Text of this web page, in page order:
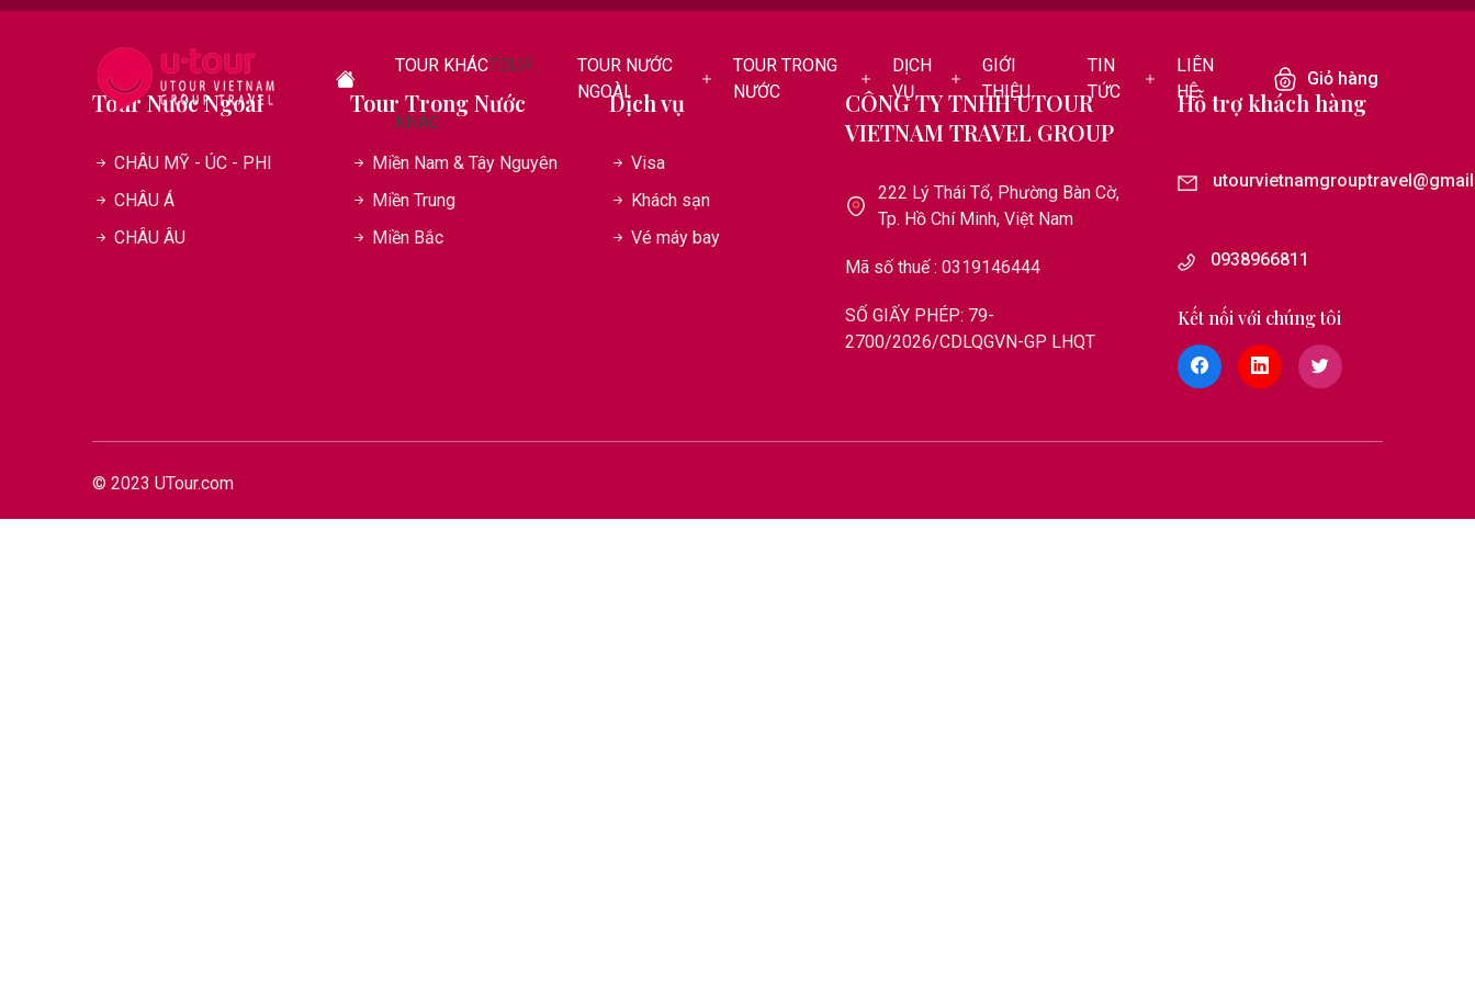
TOUR KHÁCTOUR
KHÁC
TOUR NƯỚC
NGOÀI
TOUR TRONG
NƯỚC
DỊCH
VỤ
GIỚI
THIỆU
TIN
TỨC
LIÊN
HỆ
Giỏ hàng
Tour Nước Ngoài
CHÂU MỸ - ÚC - PHI
CHÂU Á
CHÂU ÂU
Tour Trong Nước
Miền Nam & Tây Nguyên
Miền Trung
Miền Bắc
Dịch vụ
Visa
Khách sạn
Vé máy bay
CÔNG TY TNHH UTOUR
VIETNAM TRAVEL GROUP
222 Lý Thái Tổ, Phường Bàn Cờ,
Tp. Hồ Chí Minh, Việt Nam
Mã số thuế : 0319146444
SỐ GIẤY PHÉP: 79-
2700/2026/CDLQGVN-GP LHQT
Hỗ trợ khách hàng
0938966811
Kết nối với chúng tôi
© 2023 UTour.com